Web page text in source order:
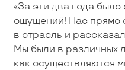
«За эти два года
ощущений! Нас прямо
в отрасль и
Мы были в различных
как осуществляются